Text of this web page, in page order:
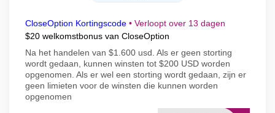
CloseOption Kortingscode • Verloopt over 13 dagen
$20 welkomstbonus van CloseOption
Na het handelen van $1.600 usd. Als er geen storting
wordt gedaan, kunnen winsten tot $200 USD worden
opgenomen. Als er wel een storting wordt gedaan, zijn er
geen limieten voor de winsten die kunnen worden
opgenomen